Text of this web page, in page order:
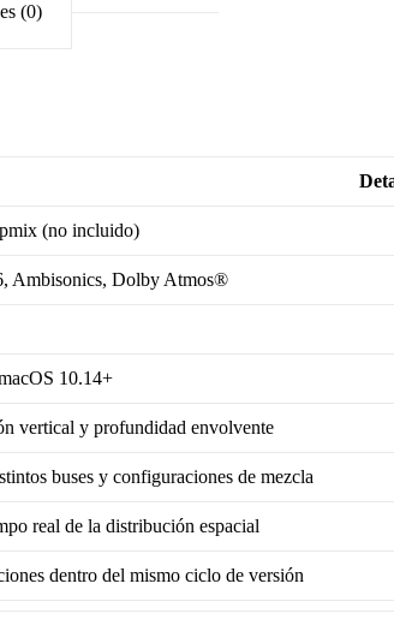
(0)
(no incluido)
Ambisonics, Dolby Atmos®
10.14+
vertical y profundidad envolvente
buses y configuraciones de mezcla
real de la distribución espacial
dentro del mismo ciclo de versión